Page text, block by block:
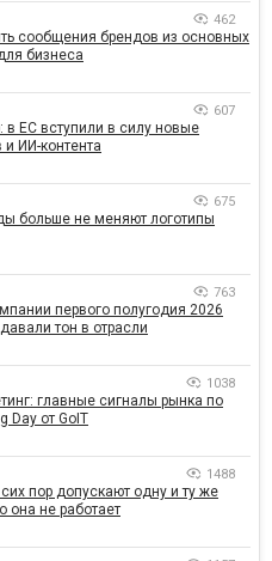
462
сообщения брендов из основных
бизнеса
607
ЕС вступили в силу новые
и ИИ-контента
675
больше не меняют логотипы
763
первого полугодия 2026
тон в отрасли
1038
главные сигналы рынка по
Day от GoIT
1488
пор допускают одну и ту же
она не работает